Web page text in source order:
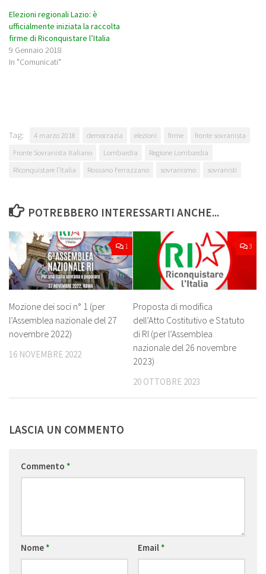
Elezioni regionali Lazio: è
ufficialmente iniziata la raccolta
firme di Riconquistare l’Italia
9 Gennaio 2018
In "Comunicati"
Tag: 4 marzo 2018 democrazia elezioni firme
fronte sovranista
Fronte Sovranista Italiano
Lombardia
Regione Lombardia
Riconquistare l’Italia
Rossano Ferrazzano sovranismo sovranisti
POTREBBERO INTERESSARTI ANCHE...
1
Mozione dei soci n° 1 (per
l’Assemblea nazionale del 27
novembre 2022)
16 NOVEMBRE 2022
3
Proposta di modifica
dell’Atto Costitutivo e Statuto
di RI (per l’Assemblea
nazionale del 26 novembre
2023)
20 OTTOBRE 2023
LASCIA UN COMMENTO
Commento *
Nome* Email*